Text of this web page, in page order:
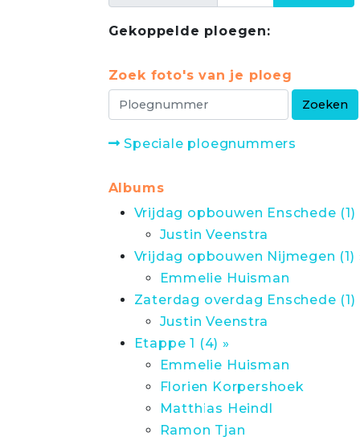
Gekoppelde ploegen:
Zoek foto's van je ploeg
Speciale ploegnummers
Albums
Vrijdag opbouwen Enschede (1)
Justin Veenstra
Vrijdag opbouwen Nijmegen (1)
Emmelie Huisman
Zaterdag overdag Enschede (1)
Justin Veenstra
Etappe 1 (4) »
Emmelie Huisman
Florien Korpershoek
Matthias Heindl
Ramon Tjan